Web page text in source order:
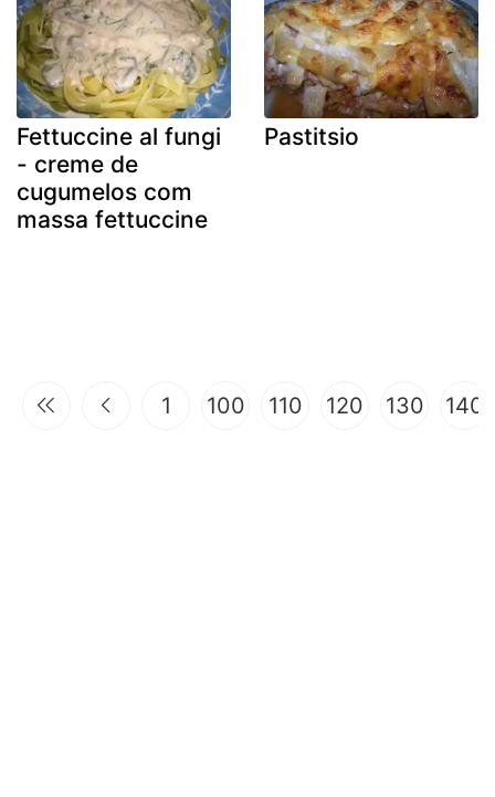
Fettuccine al fungi
- creme de
cugumelos com
massa fettuccine
Pastitsio
1 100 110 120 130 140